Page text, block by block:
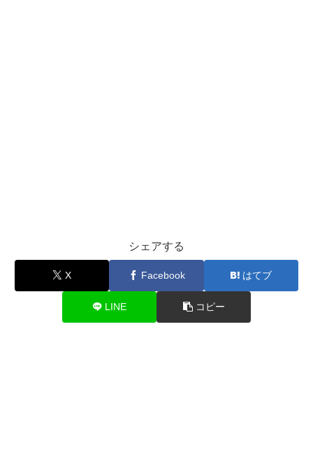
シェアする
X Facebook はてブ
LINE コピー